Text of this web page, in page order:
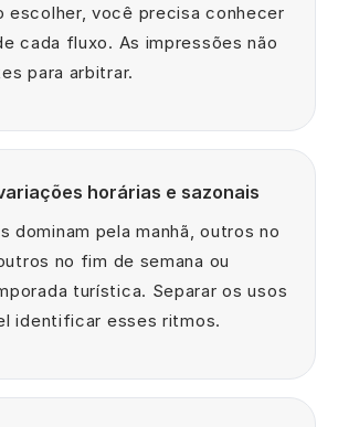
escolher, você precisa conhecer
cada fluxo. As impressões não
para arbitrar.
horárias e sazonais
dominam pela manhã, outros no
no fim de semana ou
turística. Separar os usos
identificar esses ritmos.